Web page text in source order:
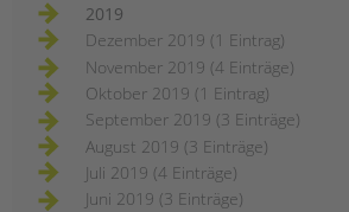
2019
Dezember 2019 (1 Eintrag)
November 2019 (4 Einträge)
Oktober 2019 (1 Eintrag)
September 2019 (3 Einträge)
August 2019 (3 Einträge)
Juli 2019 (4 Einträge)
Juni 2019 (3 Einträge)